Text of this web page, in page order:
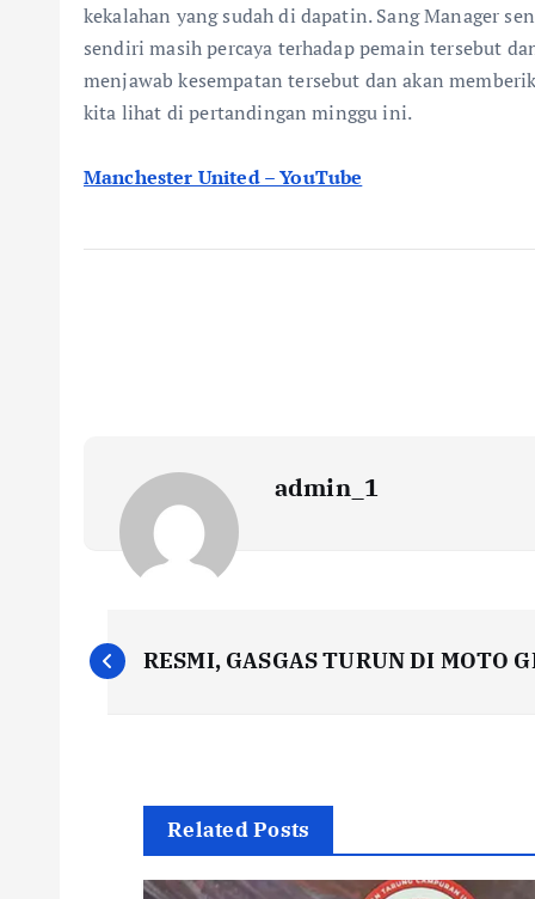
kekalahan yang sudah di dapatin. Sang Manager
sendiri masih percaya terhadap pemain tersebut
menjawab kesempatan tersebut dan akan
kita lihat di pertandingan minggu ini.
Manchester United – YouTube
admin_1
N
RESMI, GASGAS TURUN DI MOTO
Related Posts